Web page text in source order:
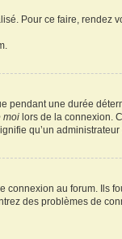
Pour ce faire,
pendant une durée
moi lors de la connexion.
qu’un
au forum. Ils
des problèmes de